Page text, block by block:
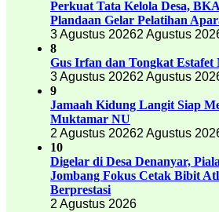
Perkuat Tata Kelola Desa,
Plandaan Gelar Pelatihan
3 Agustus 20262 Agustus
8
Gus Irfan dan Tongkat Estafet
3 Agustus 20262 Agustus
9
Jamaah Kidung Langit Siap
Muktamar NU
2 Agustus 20262 Agustus
10
Digelar di Desa Denanyar,
Jombang Fokus Cetak Bibit
Berprestasi
2 Agustus 2026